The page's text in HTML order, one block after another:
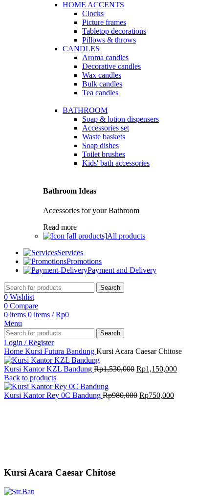
HOME ACCENTS
Clocks
Picture frames
Tabletop decorations
Pillows & throws
CANDLES
Aroma candles
Decorative candles
Wax candles
Bulk candles
Tea candles
BATHROOM
Soap & lotion dispensers
Accessories set
Waste baskets
Soap dishes
Toilet brushes
Kids' bath accessories
Bathroom Ideas
Accessories for your Bathroom
Read more
All products
Services
Promotions
Payment and Delivery
Search
0 Wishlist
0 Compare
0 items 0 items / Rp0
Menu
Search
Login / Register
Home Kursi Futura Bandung Kursi Acara Caesar Chitose
Kursi Kantor KZL Bandung Rp1,530,000 Rp1,150,000
Back to products
Kursi Kantor Rey 0C Bandung Rp980,000 Rp750,000
Kursi Acara Caesar Chitose